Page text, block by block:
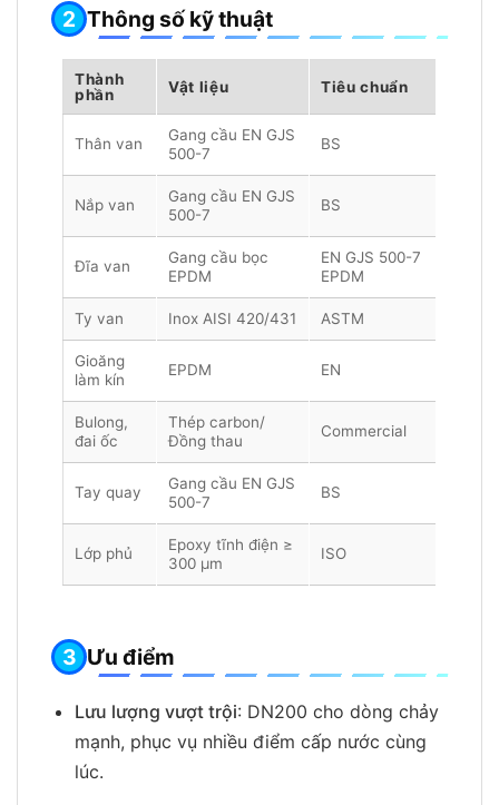
Thông số kỹ thuật
Thành
phần
Vật liệu Tiêu chuẩn
Thân van
Gang cầu EN GJS
500-7
BS
Nắp van
Gang cầu EN GJS
500-7
BS
Đĩa van
Gang cầu bọc
EPDM
EN GJS 500-7
EPDM
Ty van Inox AISI 420/431 ASTM
Gioăng
làm kín
EPDM EN
Bulong,
đai ốc
Thép carbon/
Đồng thau
Commercial
Tay quay
Gang cầu EN GJS
500-7
BS
Lớp phủ
Epoxy tĩnh điện ≥
300 µm
ISO
Ưu điểm
Lưu lượng vượt trội: DN200 cho dòng chảy
mạnh, phục vụ nhiều điểm cấp nước cùng
lúc.